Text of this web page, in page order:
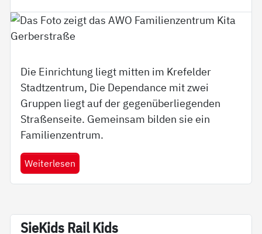
Die Einrichtung liegt mitten im Krefelder
Stadtzentrum, Die Dependance mit zwei
Gruppen liegt auf der gegenüberliegenden
Straßenseite. Gemeinsam bilden sie ein
Familienzentrum.
Weiterlesen
Sie­Kids Rail Kids